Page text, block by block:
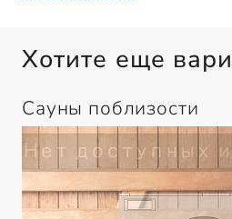
Хотите еще
Сауны поблизости